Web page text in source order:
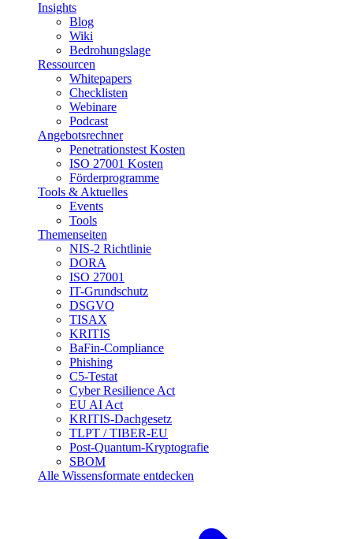
Insights
Blog
Wiki
Bedrohungslage
Ressourcen
Whitepapers
Checklisten
Webinare
Podcast
Angebotsrechner
Penetrationstest Kosten
ISO 27001 Kosten
Förderprogramme
Tools & Aktuelles
Events
Tools
Themenseiten
NIS-2 Richtlinie
DORA
ISO 27001
IT-Grundschutz
DSGVO
TISAX
KRITIS
BaFin-Compliance
Phishing
C5-Testat
Cyber Resilience Act
EU AI Act
KRITIS-Dachgesetz
TLPT / TIBER-EU
Post-Quantum-Kryptografie
SBOM
Alle Wissensformate entdecken